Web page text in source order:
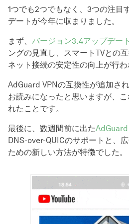
1つでも2つでもなく、3つの注目
デートが今年に収まりました。
まず、 バージョン3.4アップデート
ングの見直し、スマートTVとの
ネット接続の安定性の向上が行わ
AdGuard VPNの互換性が追加さ
お読みになったと思いますが、こ
れたことです。
最後に、数週間前に出た
DNS-over-QUICのサポートと、
ための新しい方法が特徴でした。